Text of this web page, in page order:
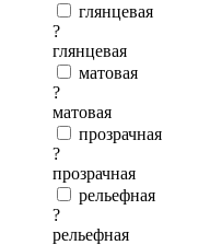
глянцевая
?
глянцевая
матовая
?
матовая
прозрачная
?
прозрачная
рельефная
?
рельефная